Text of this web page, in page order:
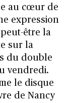
au cœur de
expression
être la
sur la
du double
vendredi.
le disque
de Nancy